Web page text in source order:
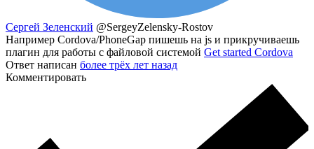
Сергей Зеленский @SergeyZelensky-Rostov
Например Cordova/PhoneGap пишешь на js и прикручиваешь
плагин для работы с файловой системой Get started Cordova
Ответ написан более трёх лет назад
Комментировать